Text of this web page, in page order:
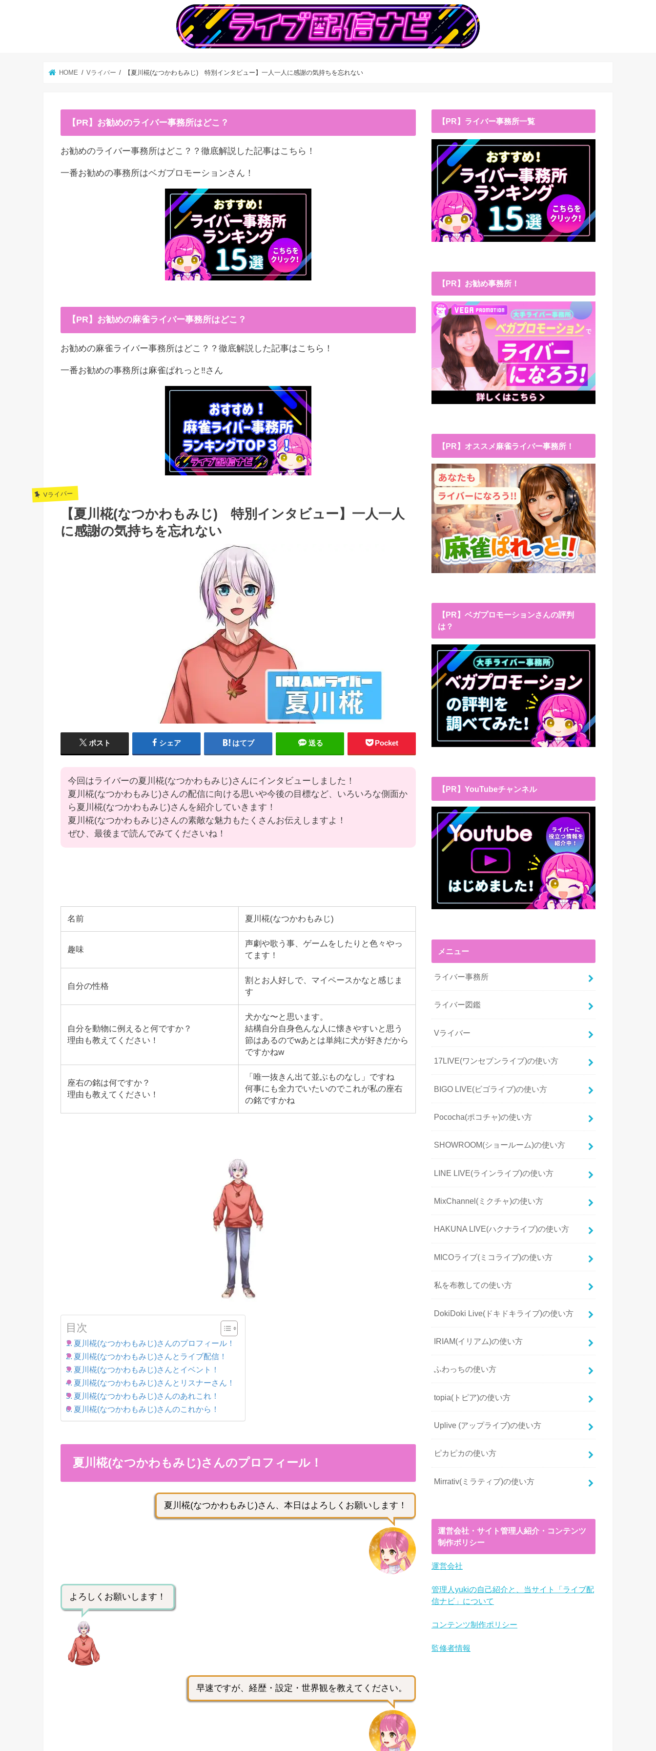
HOME Vライバー 【夏川椛(なつかわもみじ) 特別インタビュー】一人一人に感謝の気持ちを忘れない
【PR】お勧めのライバー事務所はどこ？
お勧めのライバー事務所はどこ？？徹底解説した記事はこちら！
一番お勧めの事務所はベガプロモーションさん！
【PR】お勧めの麻雀ライバー事務所はどこ？
お勧めの麻雀ライバー事務所はどこ？？徹底解説した記事はこちら！
一番お勧めの事務所は麻雀ぱれっと‼︎さん
Vライバー
【夏川椛(なつかわもみじ) 特別インタビュー】一人一人
に感謝の気持ちを忘れない
ポスト シェア はてブ 送る Pocket
今回はライバーの夏川椛(なつかわもみじ)さんにインタビューしました！
夏川椛(なつかわもみじ)さんの配信に向ける思いや今後の目標など、いろいろな側面か
ら夏川椛(なつかわもみじ)さんを紹介していきます！
夏川椛(なつかわもみじ)さんの素敵な魅力もたくさんお伝えしますよ！
ぜひ、最後まで読んでみてくださいね！
名前 夏川椛(なつかわもみじ)
趣味
声劇や歌う事、ゲームをしたりと色々やっ
てます！
自分の性格
割とお人好しで、マイペースかなと感じま
す
自分を動物に例えると何ですか？
理由も教えてください！
犬かな〜と思います。
結構自分自身色んな人に懐きやすいと思う
節はあるのでwあとは単純に犬が好きだから
ですかねw
座右の銘は何ですか？
理由も教えてください！
「唯一抜きん出て並ぶものなし」ですね
何事にも全力でいたいのでこれが私の座右
の銘ですかね
目次
夏川椛(なつかわもみじ)さんのプロフィール！
夏川椛(なつかわもみじ)さんとライブ配信！
夏川椛(なつかわもみじ)さんとイベント！
夏川椛(なつかわもみじ)さんとリスナーさん！
夏川椛(なつかわもみじ)さんのあれこれ！
夏川椛(なつかわもみじ)さんのこれから！
夏川椛(なつかわもみじ)さんのプロフィール！
夏川椛(なつかわもみじ)さん、本日はよろしくお願いします！
よろしくお願いします！
早速ですが、経歴・設定・世界観を教えてください。
【PR】ライバー事務所一覧
【PR】お勧め事務所！
【PR】オススメ麻雀ライバー事務所！
【PR】ベガプロモーションさんの評判
は？
【PR】YouTubeチャンネル
メニュー
ライバー事務所
ライバー図鑑
Vライバー
17LIVE(ワンセブンライブ)の使い方
BIGO LIVE(ビゴライブ)の使い方
Pococha(ポコチャ)の使い方
SHOWROOM(ショールーム)の使い方
LINE LIVE(ラインライブ)の使い方
MixChannel(ミクチャ)の使い方
HAKUNA LIVE(ハクナライブ)の使い方
MICOライブ(ミコライブ)の使い方
私を布教しての使い方
DokiDoki Live(ドキドキライブ)の使い方
IRIAM(イリアム)の使い方
ふわっちの使い方
topia(トピア)の使い方
Uplive (アップライブ)の使い方
ピカピカの使い方
Mirrativ(ミラティブ)の使い方
運営会社・サイト管理人紹介・コンテンツ
制作ポリシー
運営会社
管理人yukiの自己紹介と、当サイト「ライブ配
信ナビ」について
コンテンツ制作ポリシー
監修者情報